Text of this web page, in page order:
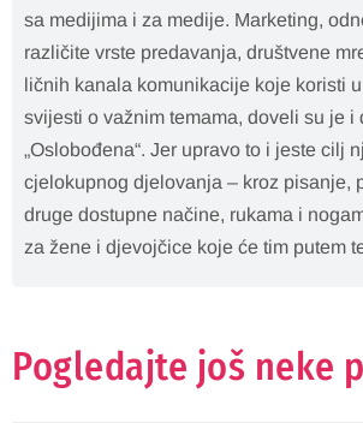
sa medijima i za medije. Marketing,
različite vrste predavanja, društvene
ličnih kanala komunikacije koje koristi
svijesti o važnim temama, doveli su je i
„Oslobođena“. Jer upravo to i jeste cilj
cjelokupnog djelovanja – kroz pisanje,
druge dostupne načine, rukama i
za žene i djevojčice koje će tim putem
Pogledajte još neke